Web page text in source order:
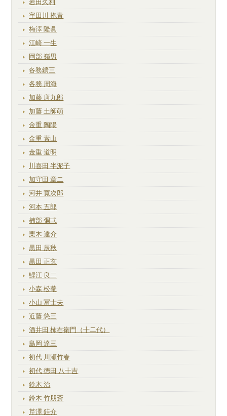
岩田久利
宇田川 抱青
梅澤 隆眞
江崎 一生
岡部 嶺男
各務鑛三
各務 周海
加藤 唐九郎
加藤 土師萌
金重 陶陽
金重 素山
金重 道明
川喜田 半泥子
加守田 章二
河井 寛次郎
河本 五郎
楠部 彌弌
栗木 達介
黒田 辰秋
黒田 正玄
鯉江 良二
小森 松菴
小山 冨士夫
近藤 悠三
酒井田 柿右衛門（十二代）
島岡 達三
初代 川瀬竹春
初代 徳田 八十吉
鈴木 治
鈴木 竹朋斎
芹澤 銈介